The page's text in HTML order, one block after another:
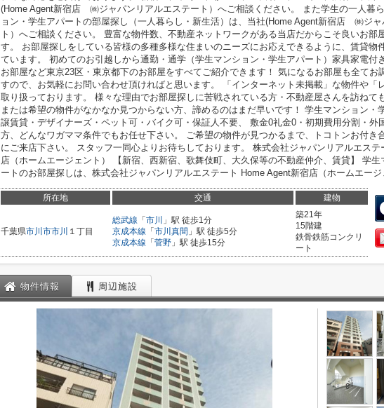
(Home Agent新宿店 ㈱ジャパンリアルエステート）へご相談ください。 また学生の一人暮
ョン・学生アパートの部屋探し（一人暮らし・新生活）は、当社(Home Agent新宿店 ㈱ジ
ト）へご相談ください。 豊富な物件数、不動産ネットワークがある当店だからこそ良いお部
す。 お部屋探しをしている皆様の多種多様な住まいのニーズにお応えできるように、賃貸物
ています。 初めてのお引越しから通勤・通学（学生マンション・学生アパート）家具家電付
お部屋など東京23区・東京都下のお部屋をすべてご紹介できます！ 気になるお部屋も全てお
すので、お気軽にお問い合わせ頂ければと思います。 「インターネット未掲載」な物件や「
取り扱っております。 様々な理由でお部屋探しに苦戦されている方・不動産屋さんを訪ねて
または希望の物件がなかなか見つからない方、諦めるのはまだ早いです！ 学生マンション・
譲賃貸・デザイナーズ・ペット可・バイク可・保証人不要、 敷金0礼金0・初期費用分割・外
方、どんなワガママ条件でもお任せ下さい。 ご希望の物件が見つかるまで、トコトンお付き
にご来店下さい。 スタッフ一同心よりお待ちしております。 株式会社ジャパンリアルエステ
店（ホームエージェント） 【新宿、西新宿、歌舞伎町、大久保等の不動産仲介、賃貸】 学
ートのお部屋探しは、株式会社ジャパンリアルエステート Home Agent新宿店（ホームエージ
所在地 交通 建物
千葉県市川市市川 １丁目
総武線 「 市川
」駅 徒歩1分
京成本線 「 市川真間 」駅 徒歩5分
京成本線 「 菅野 」駅 徒歩15分
築21年
15階建
鉄骨鉄筋コンクリ
ート
物件情報 周辺施設